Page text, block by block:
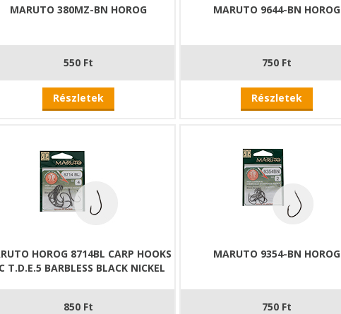
MARUTO 380MZ-BN HOROG
550 Ft
Részletek
MARUTO 9644-BN HOROG
750 Ft
Részletek
HOROG 8714BL CARP HOOKS
T.D.E.5 BARBLESS BLACK NICKEL
850 Ft
MARUTO 9354-BN HOROG
750 Ft